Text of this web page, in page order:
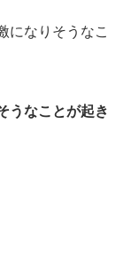
になりそうなこ
うなことが起き